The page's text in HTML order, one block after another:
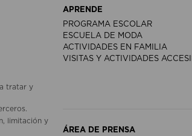
tratar y
limitación y
APRENDE
PROGRAMA ESCOLAR
ESCUELA DE MODA
ACTIVIDADES EN FAMILIA
VISITAS Y ACTIVIDADES
ÁREA DE PRENSA